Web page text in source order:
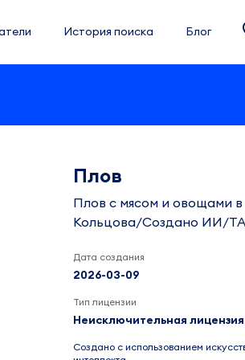
История поиска Блог
Плов
Плов с мясом и овощами в
Кольцова/Создано ИИ/
Дата создания
2026-03-09
Тип лицензии
Неисключительная лицензия
Создано с использованием